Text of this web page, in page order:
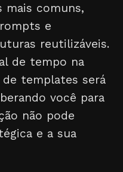
mais comuns,
e
reutilizáveis.
de tempo na
templates será
você para
não pode
e a sua